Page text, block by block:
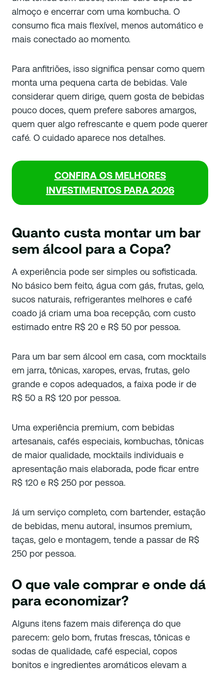
almoço e encerrar com uma kombucha. O
consumo fica mais flexível, menos automático e
mais conectado ao momento.
Para anfitriões, isso significa pensar como quem
monta uma pequena carta de bebidas. Vale
considerar quem dirige, quem gosta de bebidas
pouco doces, quem prefere sabores amargos,
quem quer algo refrescante e quem pode querer
café. O cuidado aparece nos detalhes.
CONFIRA OS MELHORES
INVESTIMENTOS PARA 2026
Quanto custa montar um bar
sem álcool para a Copa?
A experiência pode ser simples ou sofisticada.
No básico bem feito, água com gás, frutas, gelo,
sucos naturais, refrigerantes melhores e café
coado já criam uma boa recepção, com custo
estimado entre R$ 20 e R$ 50 por pessoa.
Para um bar sem álcool em casa, com mocktails
em jarra, tônicas, xaropes, ervas, frutas, gelo
grande e copos adequados, a faixa pode ir de
R$ 50 a R$ 120 por pessoa.
Uma experiência premium, com bebidas
artesanais, cafés especiais, kombuchas, tônicas
de maior qualidade, mocktails individuais e
apresentação mais elaborada, pode ficar entre
R$ 120 e R$ 250 por pessoa.
Já um serviço completo, com bartender, estação
de bebidas, menu autoral, insumos premium,
taças, gelo e montagem, tende a passar de R$
250 por pessoa.
O que vale comprar e onde dá
para economizar?
Alguns itens fazem mais diferença do que
parecem: gelo bom, frutas frescas, tônicas e
sodas de qualidade, café especial, copos
bonitos e ingredientes aromáticos elevam a